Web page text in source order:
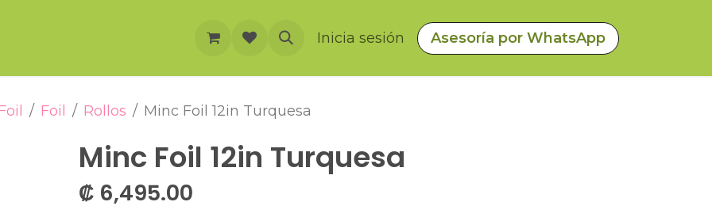
Eventos Inicia sesión Asesoría por WhatsApp
Foil Rollos Minc Foil 12in Turquesa
Minc Foil 12in Turquesa
₡ 6,495.00